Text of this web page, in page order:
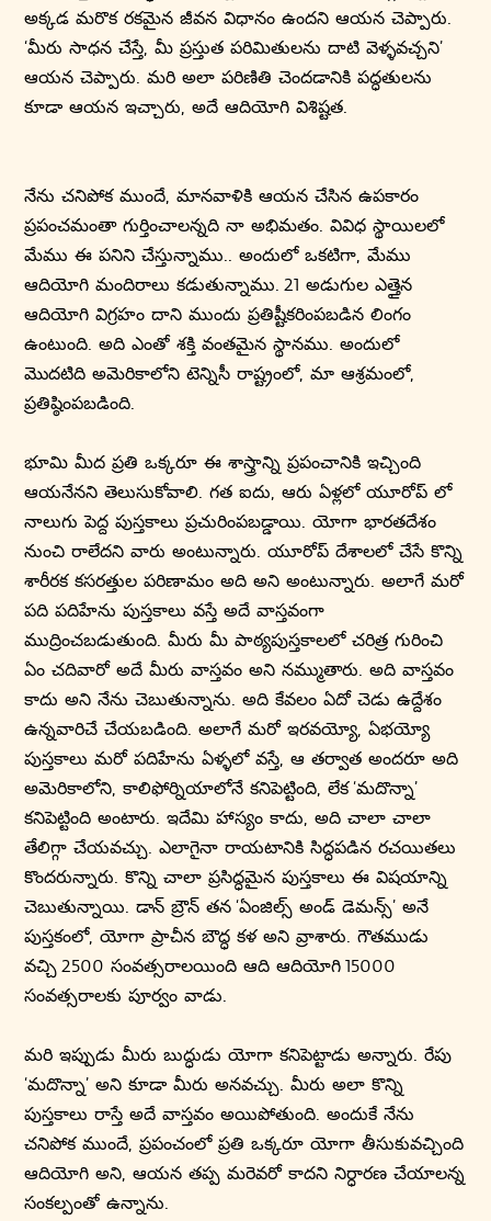
అక్కడ మరొక రకమైన జీవన విధానం ఉందని ఆయన చెప్పారు.
‘మీరు సాధన చేస్తే, మీ ప్రస్తుత పరిమితులను దాటి వెళ్ళవచ్చని’
ఆయన చెప్పారు. మరి అలా పరిణితి చెందడానికి పద్ధతులను
కూడా ఆయన ఇచ్చారు, అదే ఆదియోగి విశిష్టత.
నేను చనిపోక ముందే, మానవాళికి ఆయన చేసిన ఉపకారం
ప్రపంచమంతా గుర్తించాలన్నది నా అభిమతం. వివిధ స్థాయిలలో
మేము ఈ పనిని చేస్తున్నాము.. అందులో ఒకటిగా, మేము
ఆదియోగి మందిరాలు కడుతున్నాము. 21 అడుగుల ఎత్తైన
ఆదియోగి విగ్రహం దాని ముందు ప్రతిష్టీకరింపబడిన లింగం
ఉంటుంది. అది ఎంతో శక్తి వంతమైన స్థానము. అందులో
మొదటిది అమెరికాలోని టెన్నిసీ రాష్ట్రంలో, మా ఆశ్రమంలో,
ప్రతిష్ఠింపబడింది.
భూమి మీద ప్రతి ఒక్కరూ ఈ శాస్త్రాన్ని ప్రపంచానికి ఇచ్చింది
ఆయనేనని తెలుసుకోవాలి. గత ఐదు, ఆరు ఏళ్లలో యూరోప్ లో
నాలుగు పెద్ద పుస్తకాలు ప్రచురింపబడ్డాయి. యోగా భారతదేశం
నుంచి రాలేదని వారు అంటున్నారు. యూరోప్ దేశాలలో చేసే కొన్ని
శారీరక కసరత్తుల పరిణామం అది అని అంటున్నారు. అలాగే మరో
పది పదిహేను పుస్తకాలు వస్తే అదే వాస్తవంగా
ముద్రించబడుతుంది. మీరు మీ పాఠ్యపుస్తకాలలో చరిత్ర గురించి
ఏం చదివారో అదే మీరు వాస్తవం అని నమ్ముతారు. అది వాస్తవం
కాదు అని నేను చెబుతున్నాను. అది కేవలం ఏదో చెడు ఉద్దేశం
ఉన్నవారిచే చేయబడింది. అలాగే మరో ఇరవయ్యో, ఏభయ్యో
పుస్తకాలు మరో పదిహేను ఏళ్ళలో వస్తే, ఆ తర్వాత అందరూ అది
అమెరికాలోని, కాలిఫోర్నియాలోనే కనిపెట్టింది, లేక ‘మదొన్నా’
కనిపెట్టింది అంటారు. ఇదేమి హాస్యం కాదు, అది చాలా చాలా
తేలిగ్గా చేయవచ్చు. ఎలాగైనా రాయటానికి సిద్ధపడిన రచయితలు
కొందరున్నారు. కొన్ని చాలా ప్రసిద్ధమైన పుస్తకాలు ఈ విషయాన్ని
చెబుతున్నాయి. డాన్ బ్రౌన్ తన ‘ఏంజిల్స్ అండ్ డెమన్స్’ అనే
పుస్తకంలో, యోగా ప్రాచీన బౌద్ధ కళ అని వ్రాశారు. గౌతముడు
వచ్చి 2500 సంవత్సరాలయింది ఆది ఆదియోగి 15000
సంవత్సరాలకు పూర్వం వాడు.
మరి ఇప్పుడు మీరు బుద్ధుడు యోగా కనిపెట్టాడు అన్నారు. రేపు
‘మదొన్నా’ అని కూడా మీరు అనవచ్చు. మీరు అలా కొన్ని
పుస్తకాలు రాస్తే అదే వాస్తవం అయిపోతుంది. అందుకే నేను
చనిపోక ముందే, ప్రపంచంలో ప్రతి ఒక్కరూ యోగా తీసుకువచ్చింది
ఆదియోగి అని, ఆయన తప్ప మరెవరో కాదని నిర్ధారణ చేయాలన్న
సంకల్పంతో ఉన్నాను.